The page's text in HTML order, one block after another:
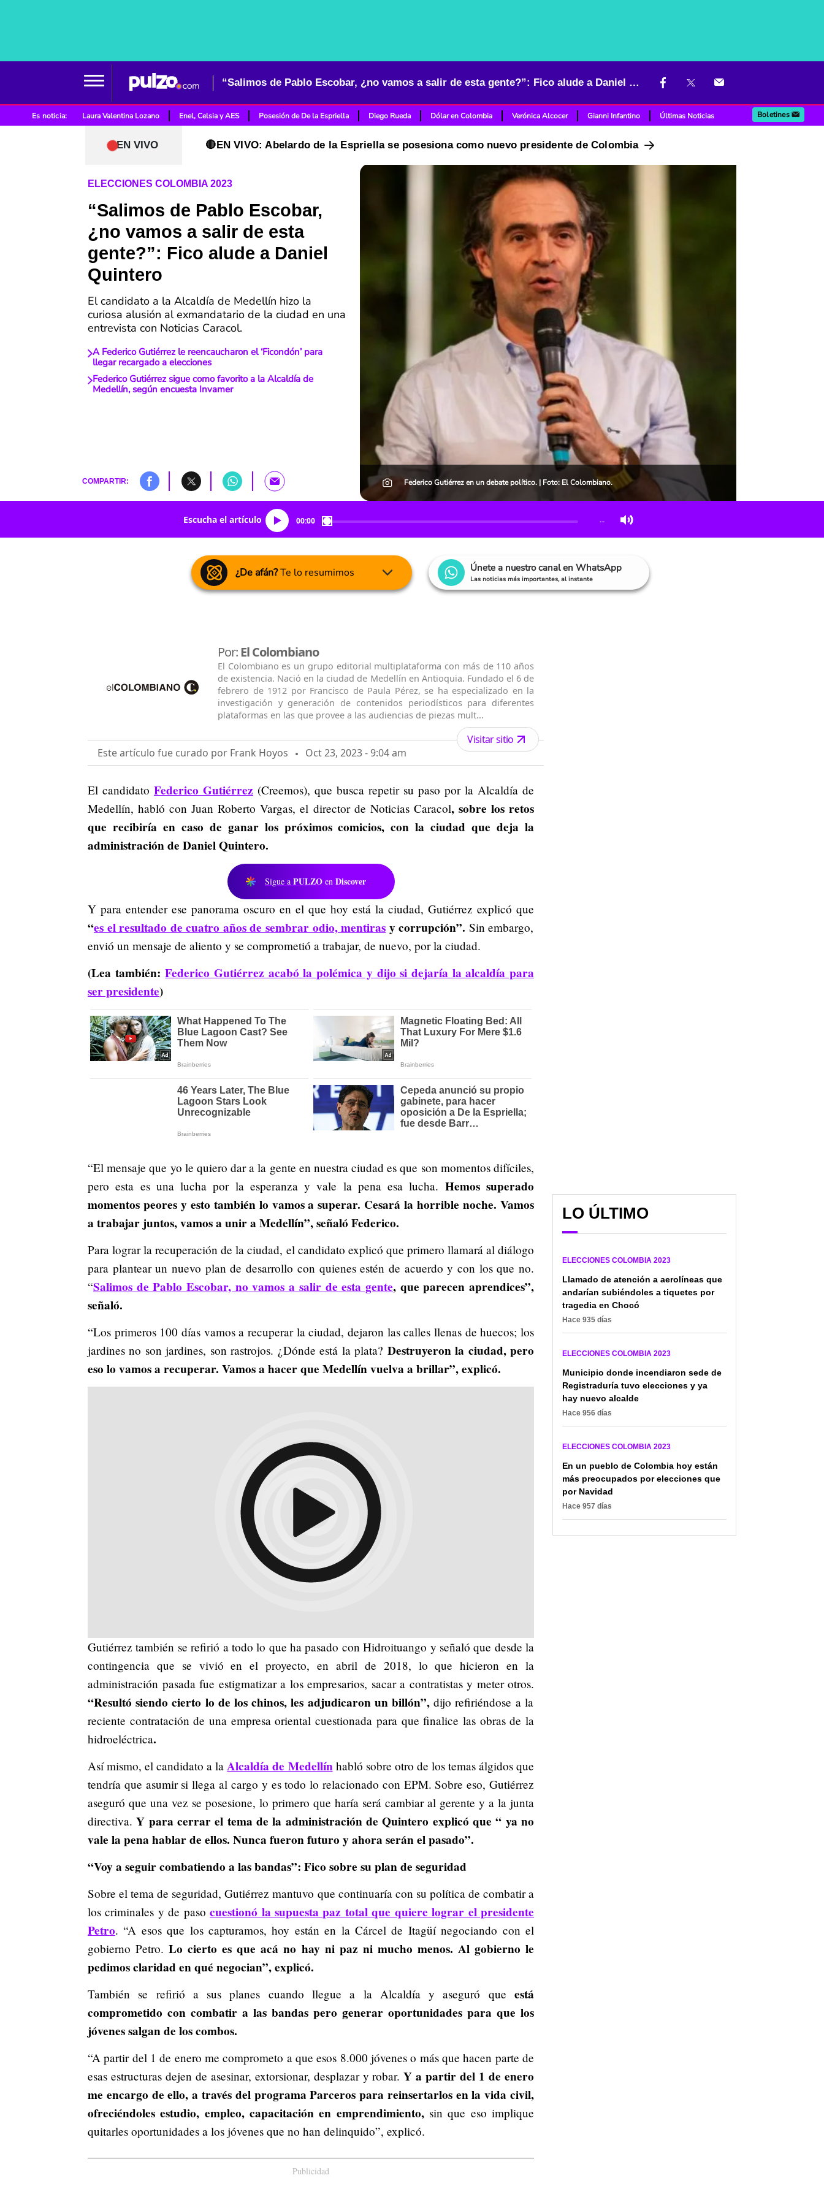
“Salimos de Pablo Escobar, ¿no vamos a salir de esta gente?”: Fico alude a Daniel Quintero
Es noticia: Laura Valentina Lozano Enel, Celsia y AES Posesión de De la Espriella Diego Rueda Dólar en Colombia Verónica Alcocer Gianni Infantino Últimas Noticias Boletines
EN VIVO 🔴EN VIVO: Abelardo de la Espriella se posesiona como nuevo presidente de Colombia
ELECCIONES COLOMBIA 2023
“Salimos de Pablo Escobar,
¿no vamos a salir de esta
gente?”: Fico alude a Daniel
Quintero
El candidato a la Alcaldía de Medellín hizo la
curiosa alusión al exmandatario de la ciudad en una
entrevista con Noticias Caracol.
A Federico Gutiérrez le reencaucharon el ‘Ficondón’ para
llegar recargado a elecciones
Federico Gutiérrez sigue como favorito a la Alcaldía de
Medellín, según encuesta Invamer
COMPARTIR: Federico Gutiérrez en un debate político. | Foto: El Colombiano.
Escucha el artículo 00:00 …
¿De afán?Te lo resumimos Únete a nuestro canal en WhatsApp
Las noticias más importantes, al instante
Por:El Colombiano
El Colombiano es un grupo editorial multiplataforma con más de 110 años
de existencia. Nació en la ciudad de Medellín en Antioquia. Fundado el 6 de
febrero de 1912 por Francisco de Paula Pérez, se ha especializado en la
investigación y generación de contenidos periodísticos para diferentes
plataformas en las que provee a las audiencias de piezas mult...
Este artículo fue curado por Frank Hoyos Oct 23, 2023 - 9:04 am
Visitar sitio
El candidato Federico Gutiérrez (Creemos), que busca repetir su paso por la Alcaldía de
Medellín, habló con Juan Roberto Vargas, el director de Noticias Caracol, sobre los retos
que recibiría en caso de ganar los próximos comicios,con la ciudad que deja la
administración de Daniel Quintero.
Sigue a PULZO en Discover
Y para entender ese panorama oscuro en el que hoy está la ciudad, Gutiérrez explicó que
“es el resultado de cuatro años de sembrar odio, mentiras y corrupción”. Sin embargo,
envió un mensaje de aliento y se comprometió a trabajar, de nuevo, por la ciudad.
(Lea también:Federico Gutiérrez acabó la polémica y dijo si dejaría la alcaldía para
ser presidente)
“El mensaje que yo le quiero dar a la gente en nuestra ciudad es que son momentos difíciles,
pero esta es una lucha por la esperanza y vale la pena esa lucha. Hemos superado
momentos peores y esto también lo vamos a superar. Cesará la horrible noche. Vamos
a trabajar juntos, vamos a unir a Medellín”, señaló Federico.
Para lograr la recuperación de la ciudad, el candidato explicó que primero llamará al diálogo
para plantear un nuevo plan de desarrollo con quienes estén de acuerdo y con los que no.
“Salimos de Pablo Escobar, no vamos a salir de esta gente, que parecen aprendices”,
señaló.
“Los primeros 100 días vamos a recuperar la ciudad, dejaron las calles llenas de huecos; los
jardines no son jardines, son rastrojos. ¿Dónde está la plata? Destruyeron la ciudad, pero
eso lo vamos a recuperar. Vamos a hacer que Medellín vuelva a brillar”, explicó.
Gutiérrez también se refirió a todo lo que ha pasado con Hidroituango y señaló que desde la
contingencia que se vivió en el proyecto, en abril de 2018, lo que hicieron en la
administración pasada fue estigmatizar a los empresarios, sacar a contratistas y meter otros.
“Resultó siendo cierto lo de los chinos, les adjudicaron un billón”,dijo refiriéndose a la
reciente contratación de una empresa oriental cuestionada para que finalice las obras de la
hidroeléctrica.
Así mismo, el candidato a la Alcaldía de Medellín habló sobre otro de los temas álgidos que
tendría que asumir si llega al cargo y es todo lo relacionado con EPM. Sobre eso, Gutiérrez
aseguró que una vez se posesione, lo primero que haría será cambiar al gerente y a la junta
directiva.Y para cerrar el tema de la administración de Quintero explicó que “ ya no
vale la pena hablar de ellos. Nunca fueron futuro y ahora serán el pasado”.
“Voy a seguir combatiendo a las bandas”: Fico sobre su plan de seguridad
Sobre el tema de seguridad, Gutiérrez mantuvo que continuaría con su política de combatir a
los criminales y de pasocuestionó la supuesta paz total que quiere lograr el presidente
Petro. “A esos que los capturamos, hoy están en la Cárcel de Itagüí negociando con el
gobierno Petro.Lo cierto es que acá no hay ni paz ni mucho menos. Al gobierno le
pedimos claridad en qué negocian”, explicó.
También se refirió a sus planes cuando llegue a la Alcaldía y aseguró que está
comprometido con combatir a las bandas pero generar oportunidades para que los
jóvenes salgan de los combos.
“A partir del 1 de enero me comprometo a que esos 8.000 jóvenes o más que hacen parte de
esas estructuras dejen de asesinar, extorsionar, desplazar y robar.Y a partir del 1 de enero
me encargo de ello, a través del programa Parceros para reinsertarlos en la vida civil,
ofreciéndoles estudio, empleo, capacitación en emprendimiento,sin que eso implique
quitarles oportunidades a los jóvenes que no han delinquido”, explicó.
Publicidad
LO ÚLTIMO
ELECCIONES COLOMBIA 2023
Llamado de atención a aerolíneas que
andarían subiéndoles a tiquetes por
tragedia en Chocó
Hace 935 días
ELECCIONES COLOMBIA 2023
Municipio donde incendiaron sede de
Registraduría tuvo elecciones y ya
hay nuevo alcalde
Hace 956 días
ELECCIONES COLOMBIA 2023
En un pueblo de Colombia hoy están
más preocupados por elecciones que
por Navidad
Hace 957 días